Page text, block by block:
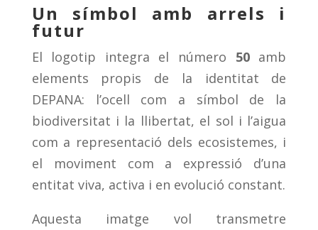
Un símbol amb arrels i
futur
El logotip integra el número 50amb
elements propis de la identitat de
DEPANA: l’ocell com a símbol de la
biodiversitat i la llibertat, el sol i l’aigua
com a representació dels ecosistemes, i
el moviment com a expressió d’una
entitat viva, activa i en evolució constant.
Aquesta imatge vol transmetre